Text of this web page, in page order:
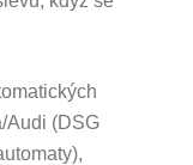
Audi (DSG